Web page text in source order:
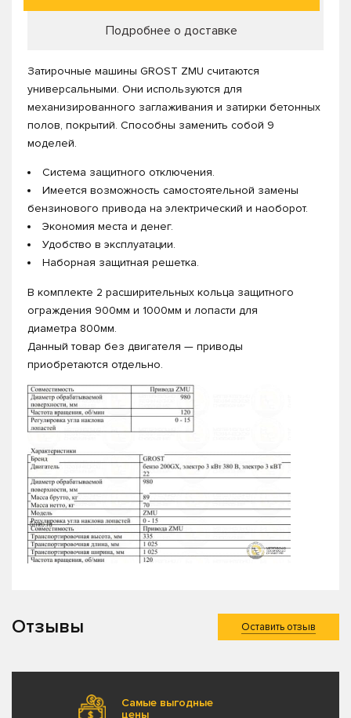
Подробнее о доставке
Затирочные машины GROST ZMU считаются
универсальными. Они используются для
механизированного заглаживания и затирки бетонных
полов, покрытий. Способны заменить собой 9
моделей.
Система защитного отключения.
Имеется возможность самостоятельной замены
бензинового привода на электрический и наоборот.
Экономия места и денег.
Удобство в эксплуатации.
Наборная защитная решетка.
В комплекте 2 расширительных кольца защитного
ограждения 900мм и 1000мм и лопасти для
диаметра 800мм.
Данный товар без двигателя — приводы
приобретаются отдельно.
Отзывы Оставить отзыв
Самые выгодные
цены